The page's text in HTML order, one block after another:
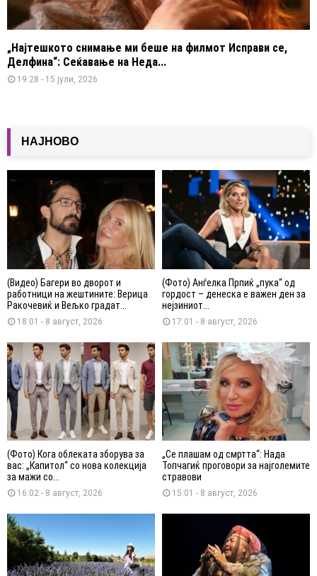
„Најтешкото снимање ми беше на филмот Исправи се,
Делфина“: Сеќавање на Неда...
19:28 - 15 јули, 2026
НАЈНОВО
(Видео) Багери во дворот и
работници на жештините: Верица
Ракочевиќ и Вељко градат...
18:01 - 8 август, 2026
(Фото) Анѓелка Прпиќ „пука“ од
гордост – денеска е важен ден за
нејзиниот...
17:01 - 8 август, 2026
(Фото) Кога облеката зборува за
вас: „Капитол“ со нова колекција
за мажи со...
16:02 - 8 август, 2026
„Се плашам од смртта“: Нада
Топчагиќ проговори за најголемите
стравови
15:01 - 8 август, 2026